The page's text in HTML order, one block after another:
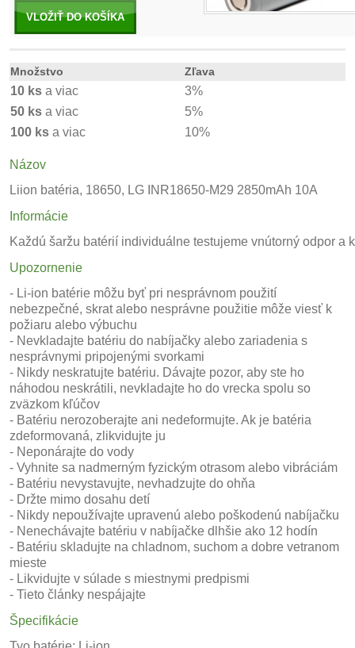
VLOŽIŤ DO KOŠÍKA
Množstvo Zľava
10 ks a viac
3%
50 ks a viac
5%
100 ks a viac 10%
Názov
Liion batéria, 18650, LG INR18650-M29 2850mAh 10A
Informácie
Každú šaržu batérií individuálne testujeme vnútorný odpor
Upozornenie
- Li-ion batérie môžu byť pri nesprávnom použití
nebezpečné, skrat alebo nesprávne použitie môže viesť k
požiaru alebo výbuchu
- Nevkladajte batériu do nabíjačky alebo zariadenia s
nesprávnymi pripojenými svorkami
- Nikdy neskratujte batériu. Dávajte pozor, aby ste ho
náhodou neskrátili, nevkladajte ho do vrecka spolu so
zväzkom kľúčov
- Batériu nerozoberajte ani nedeformujte. Ak je batéria
zdeformovaná, zlikvidujte ju
- Neponárajte do vody
- Vyhnite sa nadmerným fyzickým otrasom alebo vibráciám
- Batériu nevystavujte, nevhadzujte do ohňa
- Držte mimo dosahu detí
- Nikdy nepoužívajte upravenú alebo poškodenú nabíjačku
- Nenechávajte batériu v nabíjačke dlhšie ako 12 hodín
- Batériu skladujte na chladnom, suchom a dobre vetranom
mieste
- Likvidujte v súlade s miestnymi predpismi
- Tieto články nespájajte
Špecifikácie